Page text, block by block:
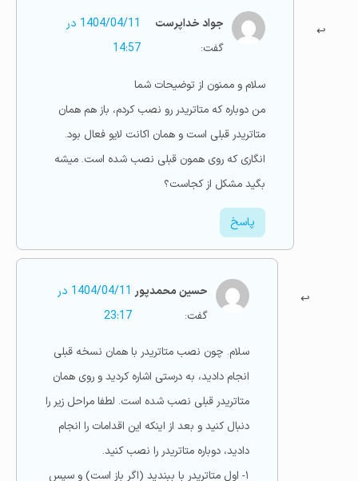
جواد خداپرست
گفت:
1404/04/11 در
14:57
سلام و ممنون از توضیحات شما
من دوباره که متاتریدر رو نصب کردم، باز هم همان
متاتریدر قبلی است و همان اکانت لایو فعال بود.
انگاری که روی همون قبلی نصب شده است. میشه
بگید مشکل از کجاست؟
پاسخ
حسین محمدپور
گفت:
1404/04/11 در
23:17
سلام. چون نصب متاتریدر با همان نسخه قبلی
انجام دادید، به درستی اشاره کردید و روی همان
متاتریدر قبلی نصب شده است. لطفا مراحل زیر را
دنبال کنید و بعد از اینکه این اقدامات را انجام
دادید، دوباره متاتریدر را نصب کنید.
۱- اول متاتریدر با ببندید (اگر باز است) و سپس